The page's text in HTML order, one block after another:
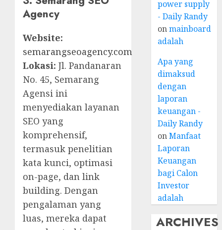
Agency
Website:
semarangseoagency.com
Lokasi: Jl. Pandanaran
No. 45, Semarang
Agensi ini
menyediakan layanan
SEO yang
komprehensif,
termasuk penelitian
kata kunci, optimasi
on-page, dan link
building. Dengan
pengalaman yang
luas, mereka dapat
power supply
- Daily Randy
onmainboard
adalah
Apa yang
dimaksud
dengan
laporan
keuangan -
Daily Randy
onManfaat
Laporan
Keuangan
bagi Calon
Investor
adalah
ARCHIVES